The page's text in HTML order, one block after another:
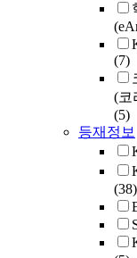
(7)
(코
(5)
등재정보
(38)